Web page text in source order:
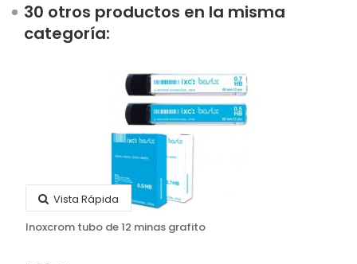
30 otros productos en la misma
categoría:
Vista Rápida
Inoxcrom tubo de 12 minas grafito